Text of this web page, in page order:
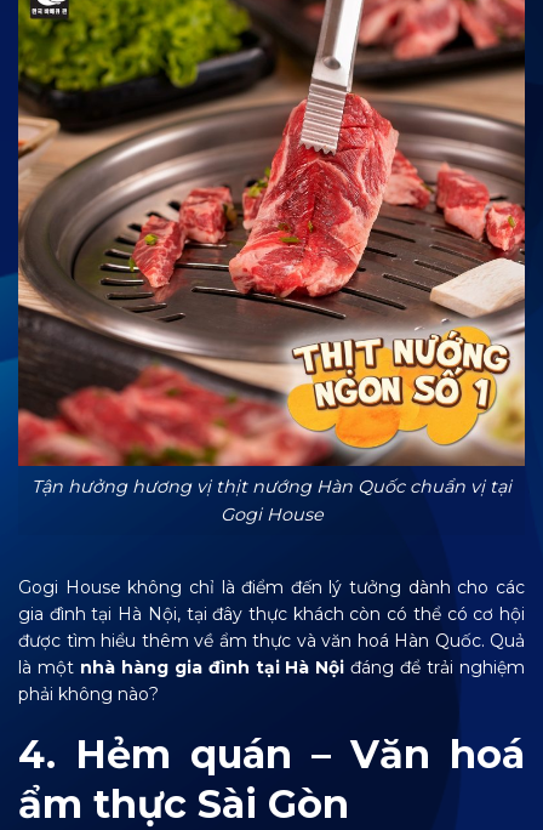
Tận hưởng hương vị thịt nướng Hàn Quốc chuẩn vị tại
Gogi House
Gogi House không chỉ là điểm đến lý tưởng dành cho các
gia đình tại Hà Nội, tại đây thực khách còn có thể có cơ hội
được tìm hiểu thêm về ẩm thực và văn hoá Hàn Quốc. Quả
là một nhà hàng gia đình tại Hà Nội đáng để trải nghiệm
phải không nào?
4. Hẻm quán – Văn hoá
ẩm thực Sài Gòn